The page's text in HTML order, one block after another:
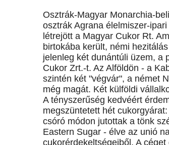
Osztrák-Magyar Monarchia-
osztrák Agrana élelmiszer-
létrejött a Magyar Cukor Rt.
birtokába került, némi
jelenleg két dunántúli üzem, a
Cukor Zrt.-t. Az Alföldön - a
szintén két "végvár", a német
még magát. Két külföldi
A tényszerűség kedvéért
megszüntetett hét
csóró módon jutottak a tönk
Eastern Sugar - élve az unió
cukorérdekeltségeiből. A